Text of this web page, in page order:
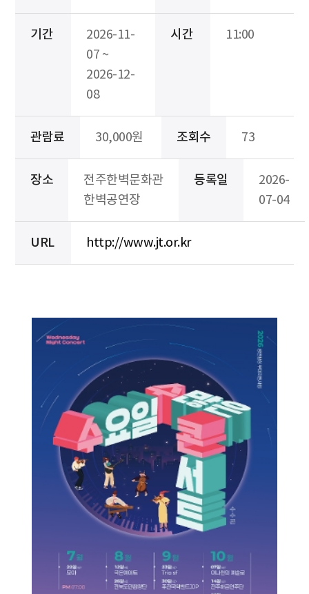
기간
2026-11-
07 ~
2026-12-
08
시간 11:00
관람료 30,000원 조회수 73
장소
전주한벽문화관
한벽공연장
등록일
2026-
07-04
URL http://www.jt.or.kr